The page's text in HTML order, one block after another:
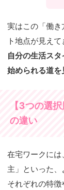
実はこの「働
ト地点が見えて
自分の生活ス
始められる道を
【3つの選
の違い
在宅ワークに
主」といった、
それぞれの特